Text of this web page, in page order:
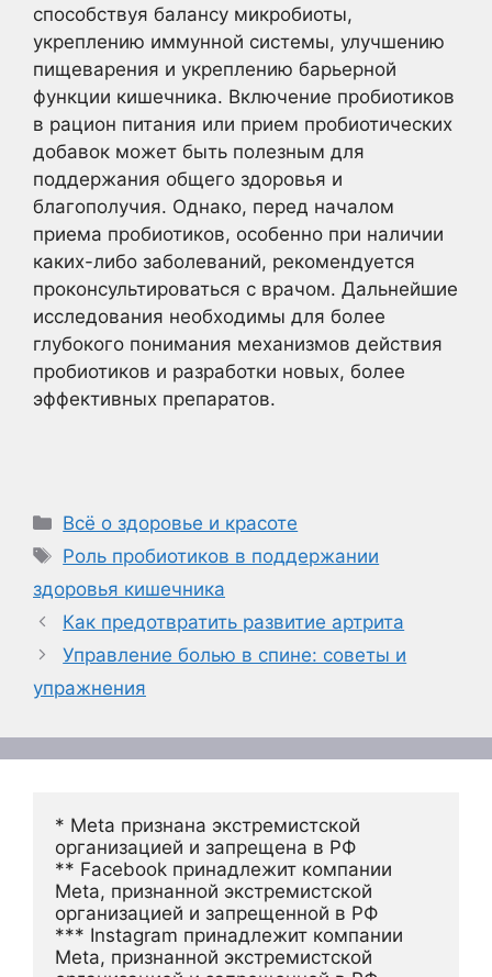
способствуя балансу микробиоты,
укреплению иммунной системы, улучшению
пищеварения и укреплению барьерной
функции кишечника. Включение пробиотиков
в рацион питания или прием пробиотических
добавок может быть полезным для
поддержания общего здоровья и
благополучия. Однако, перед началом
приема пробиотиков, особенно при наличии
каких-либо заболеваний, рекомендуется
проконсультироваться с врачом. Дальнейшие
исследования необходимы для более
глубокого понимания механизмов действия
пробиотиков и разработки новых, более
эффективных препаратов.
Рубрики
Всё о здоровье и красоте
Метки
Роль пробиотиков в поддержании
здоровья кишечника
Как предотвратить развитие артрита
Управление болью в спине: советы и
упражнения
* Meta признана экстремистской
организацией и запрещена в РФ
** Facebook принадлежит компании
Meta, признанной экстремистской
организацией и запрещенной в РФ
*** Instagram принадлежит компании
Meta, признанной экстремистской